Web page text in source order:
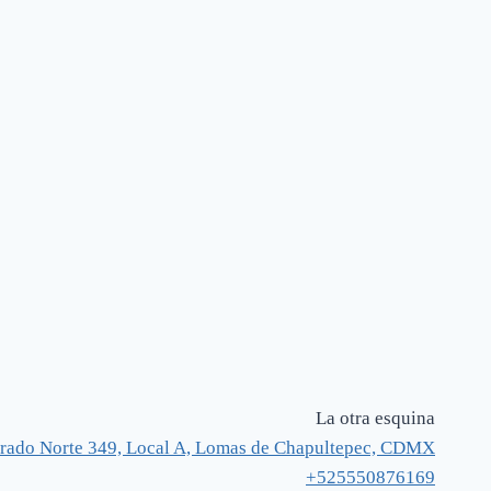
La otra esquina
Norte 349, Local A, Lomas de Chapultepec, CDMX
+525550876169